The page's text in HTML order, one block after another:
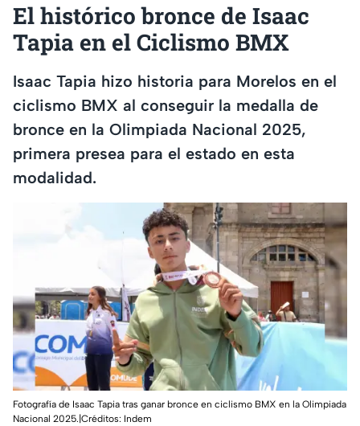
El histórico bronce de Isaac
Tapia en el Ciclismo BMX
Isaac Tapia hizo historia para Morelos en el
ciclismo BMX al conseguir la medalla de
bronce en la Olimpiada Nacional 2025,
primera presea para el estado en esta
modalidad.
Fotografía de Isaac Tapia tras ganar bronce en ciclismo BMX en la Olimpiada
Nacional 2025.|Créditos: Indem